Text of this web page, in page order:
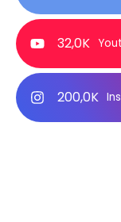
32,0K
200,0K